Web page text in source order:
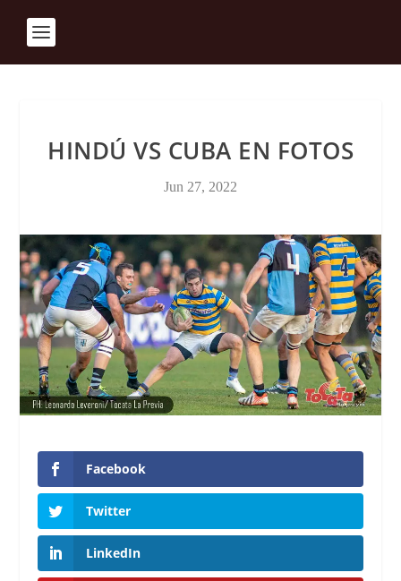
HINDÚ VS CUBA EN FOTOS
Jun 27, 2022
Facebook
Twitter
LinkedIn